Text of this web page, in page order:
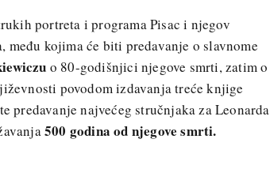
portreta i programa Pisac i njegov
kojima će biti predavanje o slavnome
o 80-godišnjici njegove smrti, zatim o
povodom izdavanja treće knjige
predavanje najvećeg stručnjaka za Leonarda
500 godina od njegove smrti.